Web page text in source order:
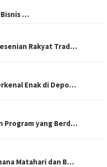
Bisnis …
Rakyat Trad…
Enak di Depo…
Program yang Berd…
Matahari dan B…